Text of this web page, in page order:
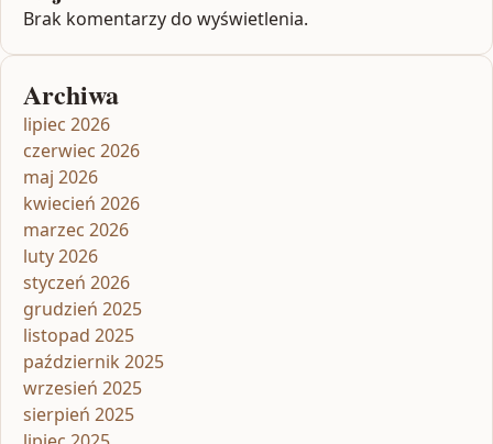
Brak komentarzy do wyświetlenia.
Archiwa
lipiec 2026
czerwiec 2026
maj 2026
kwiecień 2026
marzec 2026
luty 2026
styczeń 2026
grudzień 2025
listopad 2025
październik 2025
wrzesień 2025
sierpień 2025